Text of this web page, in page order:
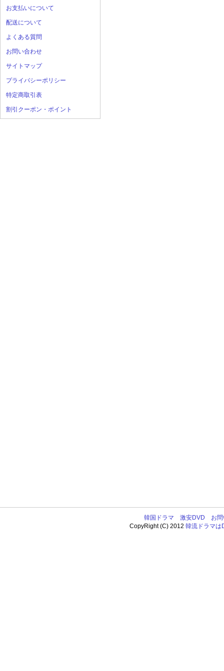
お支払いについて
配送について
よくある質問
お問い合わせ
サイトマップ
プライバシーポリシー
特定商取引表
割引クーポン・ポイント
韓国ドラマ 激安DVD
お
CopyRight (C) 2012韓流ドラマは